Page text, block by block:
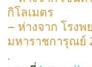
กิโลเมตร
– ห่างจาก โรงพ
มหาราชการุณย์
.